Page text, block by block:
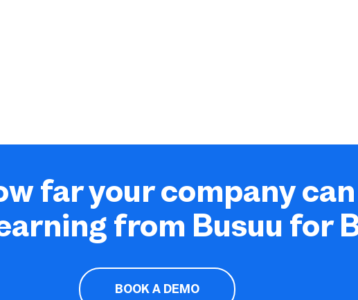
far your company
from Busuu for
BOOK A DEMO